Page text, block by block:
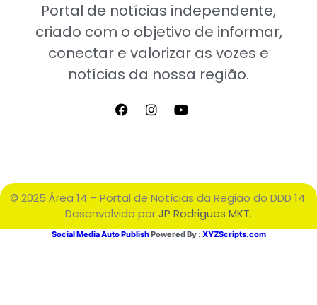
Portal de notícias independente,
criado com o objetivo de informar,
conectar e valorizar as vozes e
notícias da nossa região.
© 2025 Área 14 – Portal de Notícias da Região do DDD 14.
Desenvolvido porJP Rodrigues MKT.
Social Media Auto PublishPowered By : XYZScripts.com